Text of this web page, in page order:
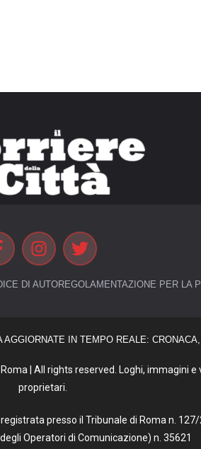
DI AUTOREGOLAMENTAZIONE PER LA
IN TEMPO REALE:
| All rights reserved. Loghi, immagini
proprietari.
presso il Tribunale di Roma n.
Operatori di Comunicazione) n. 35621